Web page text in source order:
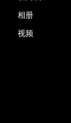
相册
视频